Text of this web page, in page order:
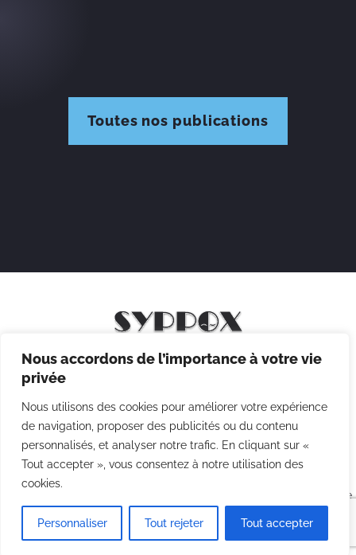
Nous accordons de l’importance à votre vie
privée
Nous utilisons des cookies pour améliorer votre expérience
de navigation, proposer des publicités ou du contenu
personnalisés, et analyser notre trafic. En cliquant sur «
Tout accepter », vous consentez à notre utilisation des
cookies.
Personnaliser Tout rejeter Tout accepter
Toutes nos publications
Mentions légales
Politique des cookies
CGV
Agence
Point Com